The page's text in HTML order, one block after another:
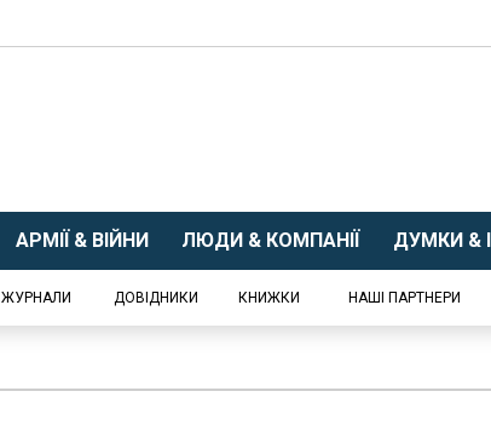
АРМІЇ & ВІЙНИ ЛЮДИ & КОМПАНІЇ ДУМКИ &
ЖУРНАЛИ ДОВІДНИКИ КНИЖКИ НАШІ ПАРТНЕРИ